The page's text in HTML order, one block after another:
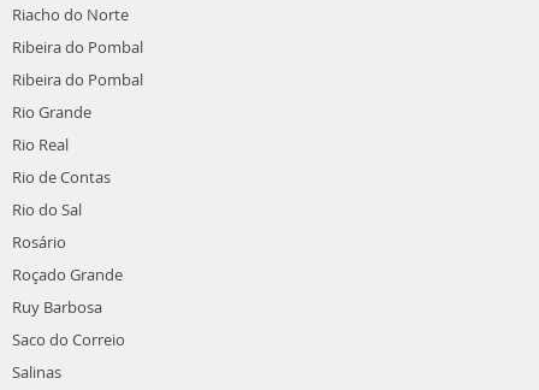
Riacho do Norte
Ribeira do Pombal
Ribeira do Pombal
Rio Grande
Rio Real
Rio de Contas
Rio do Sal
Rosário
Roçado Grande
Ruy Barbosa
Saco do Correio
Salinas